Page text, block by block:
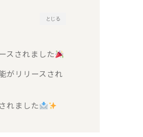
とじる
スされました
がリリースされ
れました